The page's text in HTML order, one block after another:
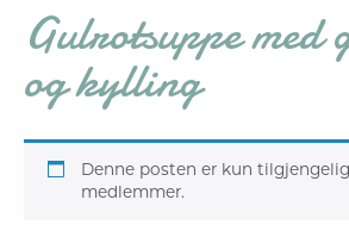
Gulrotsuppe
og kylling
Denne posten er kun
medlemmer.